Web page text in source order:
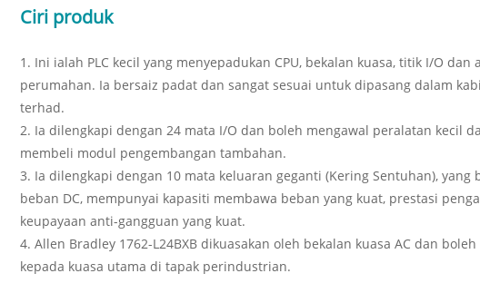
Ciri produk
1. Ini ialah PLC kecil yang menyepadukan CPU, bekalan kuasa, titik I/O
perumahan. Ia bersaiz padat dan sangat sesuai untuk dipasang dalam
terhad.
2. Ia dilengkapi dengan 24 mata I/O dan boleh mengawal peralatan kecil
membeli modul pengembangan tambahan.
3. Ia dilengkapi dengan 10 mata keluaran geganti (Kering Sentuhan),
beban DC, mempunyai kapasiti membawa beban yang kuat, prestasi
keupayaan anti-gangguan yang kuat.
4. Allen Bradley 1762-L24BXB dikuasakan oleh bekalan kuasa AC dan
kepada kuasa utama di tapak perindustrian.